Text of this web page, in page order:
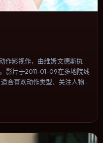
作影视作，由维姆·文德斯执
影片于2011-01-09在多地院线
合喜欢动作类型、关注人物
类型片补片的选择。